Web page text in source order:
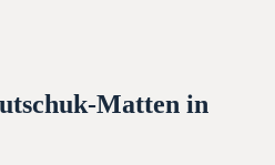
Matten in